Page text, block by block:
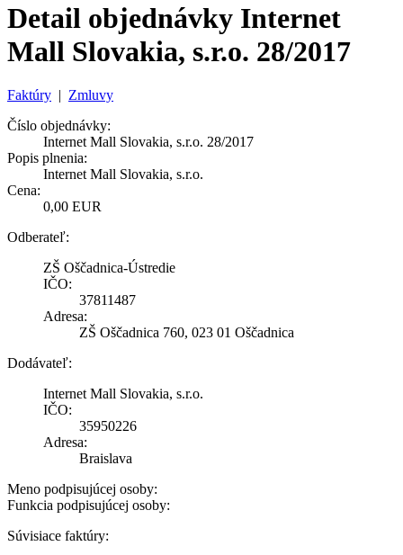
Detail objednávky Internet
Mall Slovakia, s.r.o. 28/2017
Faktúry | Zmluvy
Číslo objednávky:
Internet Mall Slovakia, s.r.o. 28/2017
Popis plnenia:
Internet Mall Slovakia, s.r.o.
Cena:
0,00 EUR
Odberateľ:
ZŠ Oščadnica-Ústredie
IČO:
37811487
Adresa:
ZŠ Oščadnica 760, 023 01 Oščadnica
Dodávateľ:
Internet Mall Slovakia, s.r.o.
IČO:
35950226
Adresa:
Braislava
Meno podpisujúcej osoby:
Funkcia podpisujúcej osoby:
Súvisiace faktúry: